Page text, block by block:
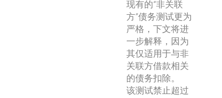
现有的“非关联
方”债务测试更为
严格，下文将进
一步解释，因为
其仅适用于与非
关联方借款相关
的债务扣除。
该测试禁止超过